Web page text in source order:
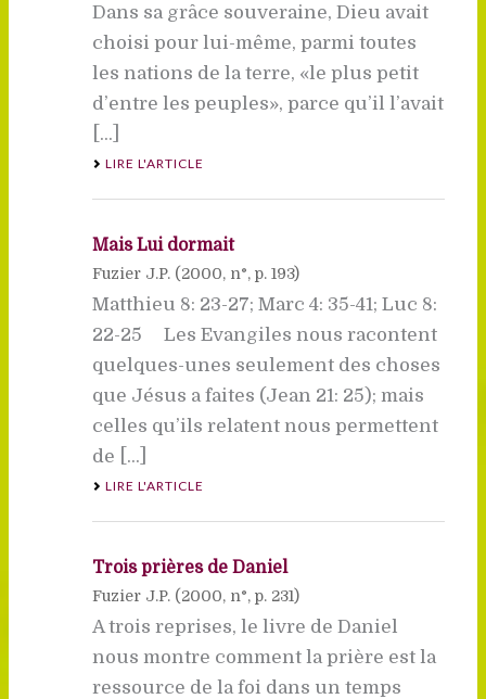
Dans sa grâce souveraine, Dieu avait
choisi pour lui-même, parmi toutes
les nations de la terre, «le plus petit
d’entre les peuples», parce qu’il l’avait
[...]
LIRE L'ARTICLE
Mais Lui dormait
Fuzier J.P. (2000, n°, p. 193)
Matthieu 8: 23-27; Marc 4: 35-41; Luc 8:
22-25 Les Evangiles nous racontent
quelques-unes seulement des choses
que Jésus a faites (Jean 21: 25); mais
celles qu’ils relatent nous permettent
de [...]
LIRE L'ARTICLE
Trois prières de Daniel
Fuzier J.P. (2000, n°, p. 231)
A trois reprises, le livre de Daniel
nous montre comment la prière est la
ressource de la foi dans un temps